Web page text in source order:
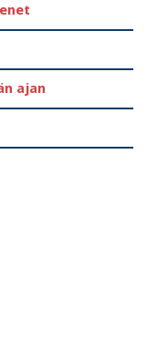
ajan